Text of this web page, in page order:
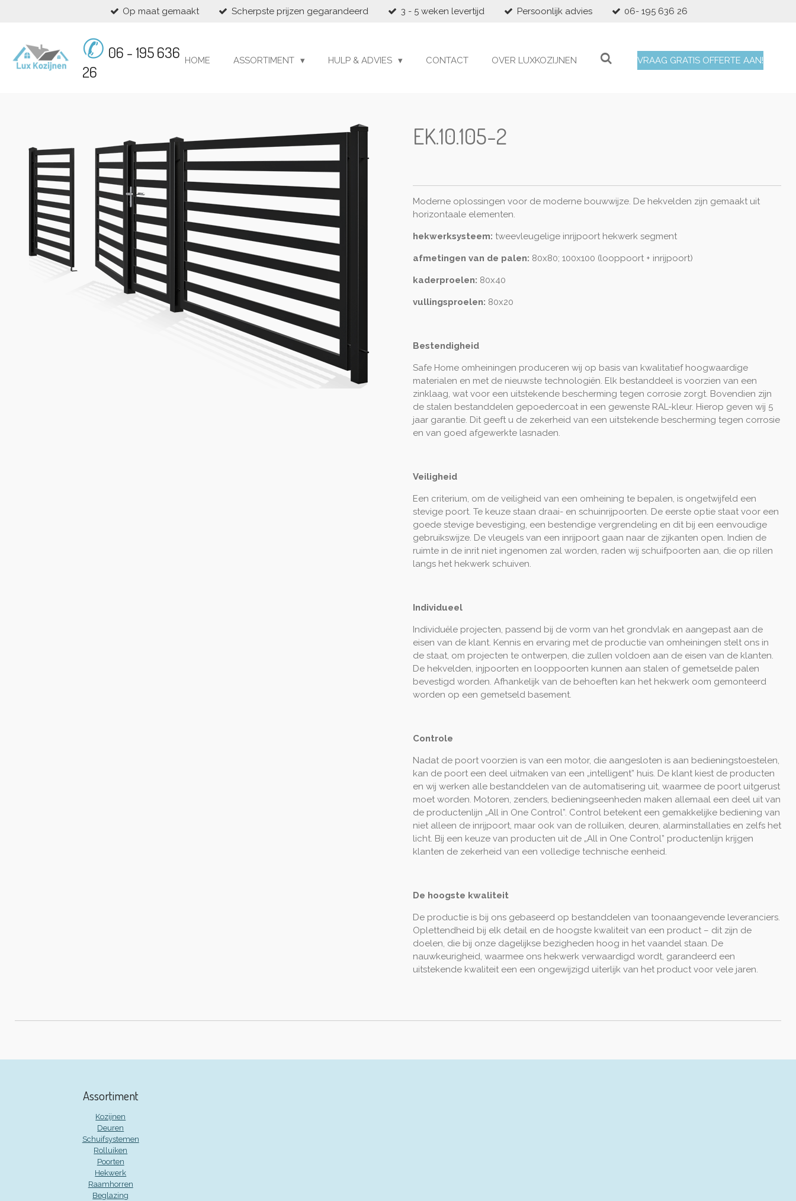
hoofdinhoud
Op maat gemaakt Scherpste prijzen gegarandeerd 3 - 5 weken levertijd Persoonlijk advies 06- 195 636 26
✆ 06 - 195 636
26
HOME ASSORTIMENT HULP & ADVIES CONTACT OVER LUXKOZIJNEN VRAAG GRATIS OFFERTE AAN!
EK.10.105-2
Moderne oplossingen voor de moderne bouwwijze. De hekvelden zijn gemaakt uit
horizontaale elementen.
hekwerksysteem: tweevleugelige inrijpoort hekwerk segment
afmetingen van de palen: 80x80; 100x100 (looppoort + inrijpoort)
kaderproelen: 80x40
vullingsproelen: 80x20
Bestendigheid
Safe Home omheiningen produceren wij op basis van kwalitatief hoogwaardige
materialen en met de nieuwste technologiën. Elk bestanddeel is voorzien van een
zinklaag, wat voor een uitstekende bescherming tegen corrosie zorgt. Bovendien zijn
de stalen bestanddelen gepoedercoat in een gewenste RAL-kleur. Hierop geven wij 5
jaar garantie. Dit geeft u de zekerheid van een uitstekende bescherming tegen corrosie
en van goed afgewerkte lasnaden.
Veiligheid
Een criterium, om de veiligheid van een omheining te bepalen, is ongetwijfeld een
stevige poort. Te keuze staan draai- en schuinrijpoorten. De eerste optie staat voor een
goede stevige bevestiging, een bestendige vergrendeling en dit bij een eenvoudige
gebruikswijze. De vleugels van een inrijpoort gaan naar de zijkanten open. Indien de
ruimte in de inrit niet ingenomen zal worden, raden wij schuifpoorten aan, die op rillen
langs het hekwerk schuiven.
Individueel
Individuële projecten, passend bij de vorm van het grondvlak en aangepast aan de
eisen van de klant. Kennis en ervaring met de productie van omheiningen stelt ons in
de staat, om projecten te ontwerpen, die zullen voldoen aan de eisen van de klanten.
De hekvelden, injpoorten en looppoorten kunnen aan stalen of gemetselde palen
bevestigd worden. Afhankelijk van de behoeften kan het hekwerk oom gemonteerd
worden op een gemetseld basement.
Controle
Nadat de poort voorzien is van een motor, die aangesloten is aan bedieningstoestelen,
kan de poort een deel uitmaken van een „intelligent” huis. De klant kiest de producten
en wij werken alle bestanddelen van de automatisering uit, waarmee de poort uitgerust
moet worden. Motoren, zenders, bedieningseenheden maken allemaal een deel uit van
de productenlijn „All in One Control”. Control betekent een gemakkelijke bediening van
niet alleen de inrijpoort, maar ook van de rolluiken, deuren, alarminstallaties en zelfs het
licht. Bij een keuze van producten uit de „All in One Control” productenlijn krijgen
klanten de zekerheid van een volledige technische eenheid.
De hoogste kwaliteit
De productie is bij ons gebaseerd op bestanddelen van toonaangevende leveranciers.
Oplettendheid bij elk detail en de hoogste kwaliteit van een product – dit zijn de
doelen, die bij onze dagelijkse bezigheden hoog in het vaandel staan. De
nauwkeurigheid, waarmee ons hekwerk verwaardigd wordt, garandeerd een
uitstekende kwaliteit een een ongewijzigd uiterlijk van het product voor vele jaren.
Assortiment
Kozijnen
Deuren
Schuifsystemen
Rolluiken
Poorten
Hekwerk
Raamhorren
Beglazing